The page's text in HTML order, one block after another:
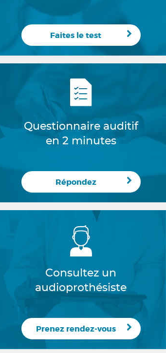
Faites le test
Questionnaire auditif
en 2 minutes
Répondez
Consultez un
audioprothésiste
Prenez rendez-vous